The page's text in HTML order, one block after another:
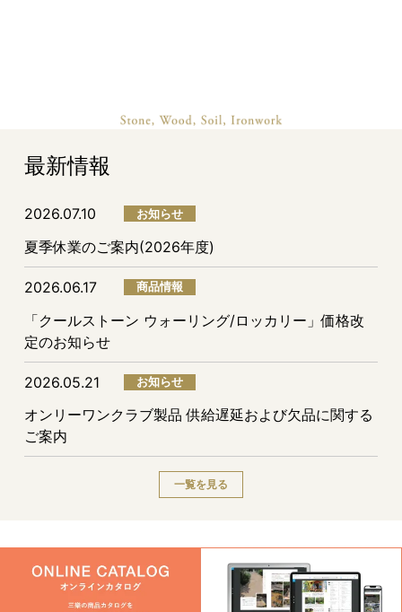
最新情報
2026.07.10 お知らせ
夏季休業のご案内(2026年度)
2026.06.17 商品情報
「クールストーン ウォーリング/ロッカリー」価格改
定のお知らせ
2026.05.21 お知らせ
オンリーワンクラブ製品 供給遅延および欠品に関する
ご案内
一覧を見る